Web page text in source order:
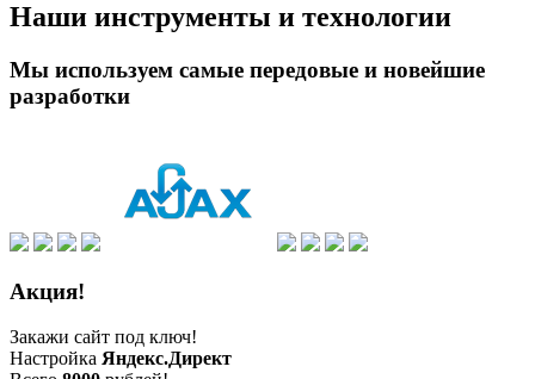
Наши инструменты и технологии
Мы используем самые передовые и новейшие
разработки
Акция!
Закажи сайт под ключ!
Настройка Яндекс.Директ